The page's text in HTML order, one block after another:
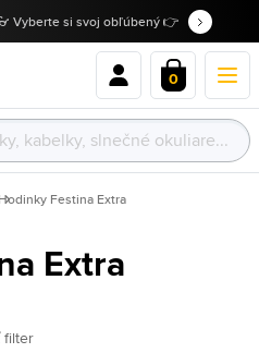
Vyberte si svoj obľúbený 👉
0
Hodinky Festina Extra
Extra
filter